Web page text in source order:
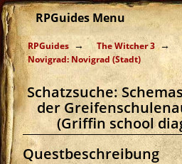
RPGuides Menu
RPGuides
The Witcher 3
Novigrad: Novigrad (Stadt)
Schatzsuche:
der
(Griffin school
Questbeschreibung